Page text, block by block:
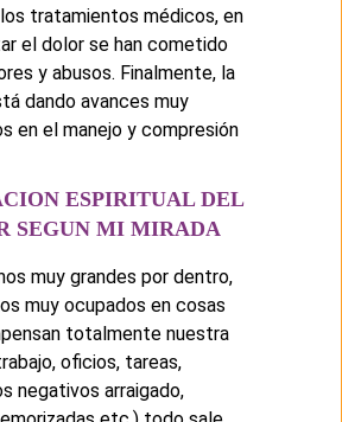
tratamientos médicos, en
el dolor se han cometido
y abusos. Finalmente, la
dando avances muy
en el manejo y compresión
ESPIRITUAL DEL
SEGUN MI MIRADA
muy grandes por dentro,
muy ocupados en cosas
totalmente nuestra
oficios, tareas,
negativos arraigado,